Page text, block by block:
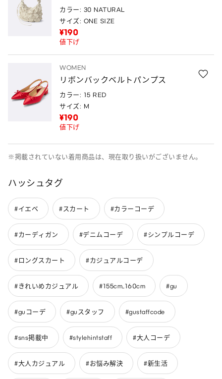
カラー: 30 NATURAL
サイズ: ONE SIZE
¥190
値下げ
WOMEN
リボンバックベルトパンプス
カラー: 15 RED
サイズ: M
¥190
値下げ
※掲載されていない着用商品は、現在取り扱いがございません。
ハッシュタグ
#イエベ #スカート #カラーコーデ
#カーディガン #デニムコーデ #シンプルコーデ
#ロングスカート #カジュアルコーデ
#きれいめカジュアル #155cm_160cm #gu
#guコーデ #guスタッフ #gustaffcode
#sns掲載中 #stylehintstaff #大人コーデ
#大人カジュアル #お悩み解決 #新生活